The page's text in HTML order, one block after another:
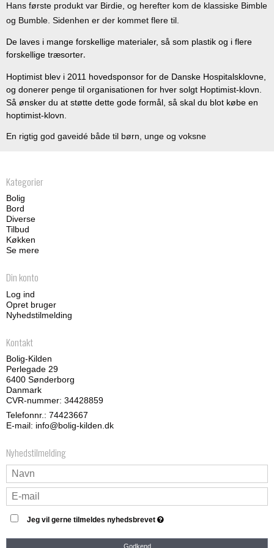
Hans første produkt var Birdie, og herefter kom de klassiske Bimble
og Bumble. Sidenhen er der kommet flere til.
De laves i mange forskellige materialer, så som plastik og i flere
forskellige træsorter.
Hoptimist blev i 2011 hovedsponsor for de Danske Hospitalsklovne,
og donerer penge til organisationen for hver solgt Hoptimist-klovn.
Så ønsker du at støtte dette gode formål, så skal du blot købe en
hoptimist-klovn.
En rigtig god gaveidé både til børn, unge og voksne
Kategorier
Bolig
Bord
Diverse
Tilbud
Køkken
Se mere
Din konto
Log ind
Opret bruger
Nyhedstilmelding
Kontakt
Bolig-Kilden
Perlegade 29
6400 Sønderborg
Danmark
CVR-nummer: 34428859
Telefonnr.: 74423667
E-mail: info@bolig-kilden.dk
Nyhedstilmelding
Jeg vil gerne tilmeldes nyhedsbrevet
Godkend